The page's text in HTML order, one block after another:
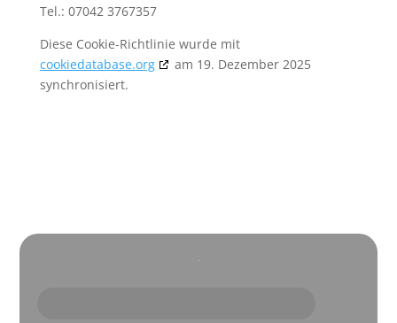
Tel.: 07042 3767357
Diese Cookie-Richtlinie wurde mit
cookiedatabase.org
am 19. Dezember 2025
synchronisiert.